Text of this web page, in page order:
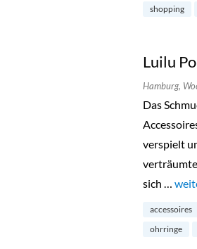
shopping
Luilu
Hamburg,
Das
verspielt
sich …
accessoires
ohrringe